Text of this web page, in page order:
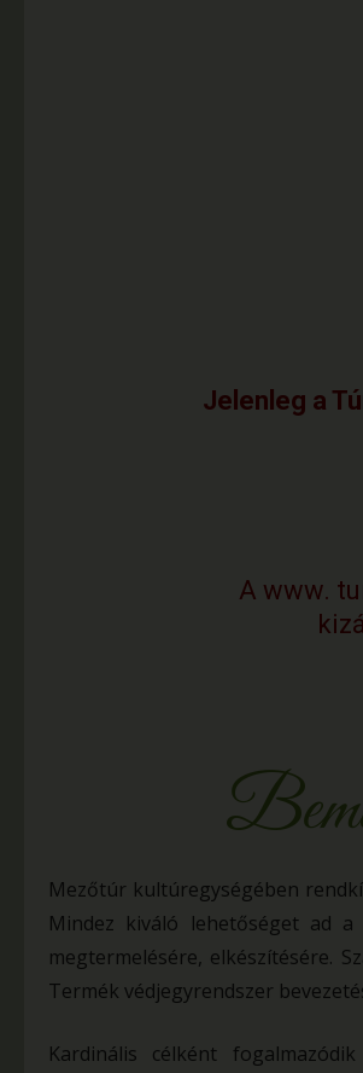
Jelenleg a
A www.
Mezőtúr kultúregységében
Mindez kiváló lehetőséget ad a
megtermelésére, elkészítésére.
Termék védjegyrendszer
Kardinális célként